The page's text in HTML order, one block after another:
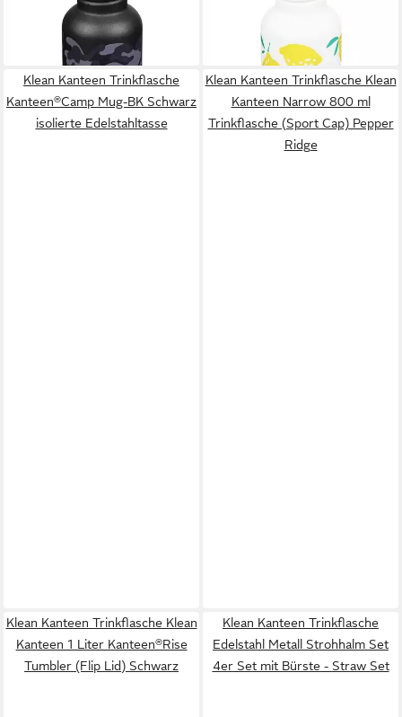
Edelstahltrinflasche
lieferbar - in 2-3 Werktagen bei dir
Klean Kanteen Trinkflasche
Kanteen®Camp Mug-BK Schwarz
isolierte Edelstahltasse
Klean Kanteen Trinkflasche Klean
Kanteen Narrow 800 ml
Trinkflasche (Sport Cap) Pepper
Ridge
Klean Kanteen Trinkflasche Klean
Kanteen 1 Liter Kanteen®Rise
Tumbler (Flip Lid) Schwarz
Klean Kanteen Trinkflasche
Edelstahl Metall Strohhalm Set
4er Set mit Bürste - Straw Set